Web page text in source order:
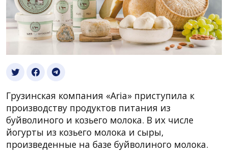
Грузинская компания «Aria» приступила к
производству продуктов питания из
буйволиного и козьего молока. В их числе
йогурты из козьего молока и сыры,
произведенные на базе буйволиного молока.